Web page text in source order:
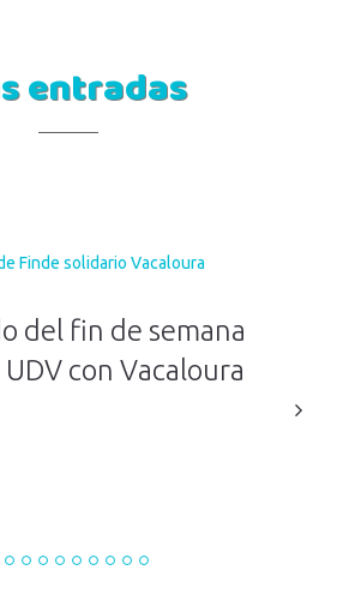
entradas
del fin de semana
con Vacaloura